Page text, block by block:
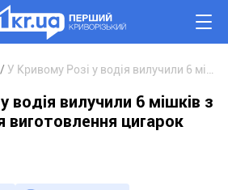
водія вилучили 6 мішків з
цигарок